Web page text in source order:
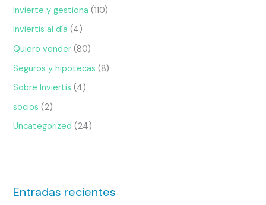
Invierte y gestiona (110)
Inviertis al día (4)
Quiero vender (80)
Seguros y hipotecas (8)
Sobre Inviertis (4)
socios (2)
Uncategorized (24)
Entradas recientes